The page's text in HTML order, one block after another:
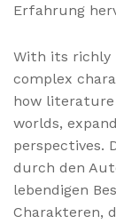
Erfahrung
With its richly
complex
how
worlds,
perspectives.
durch den
lebendigen
Charakteren,